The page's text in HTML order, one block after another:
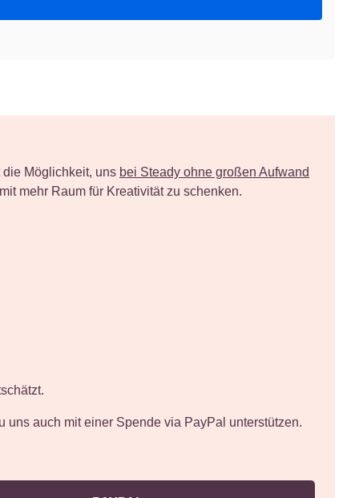
Möglichkeit, uns bei Steady ohne großen Aufwand
mehr Raum für Kreativität zu schenken.
uns auch mit einer Spende via PayPal unterstützen.